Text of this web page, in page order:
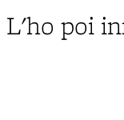
L'ho poi